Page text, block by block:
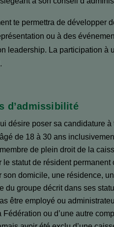
te permettra de développer
ou à des
leadership. La participation à
d’admissibilité
désire poser sa candidature
de 18 à 30 ans
de plein droit de la
le statut de résident
son domicile, une résidence,
du groupe décrit dans ses
être employé ou
Fédération ou d’une autre